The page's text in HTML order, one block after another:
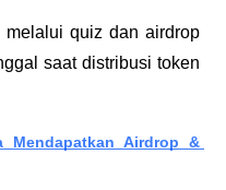
quiz dan airdrop
saat distribusi token
Mendapatkan Airdrop &